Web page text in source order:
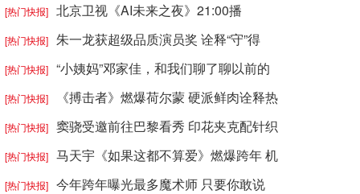
[热门快报] 北京卫视《AI未来之夜》21:00播
[热门快报] 朱一龙获超级品质演员奖 诠释“守”得
[热门快报] “小姨妈”邓家佳，和我们聊了聊以前的
[热门快报] 《搏击者》燃爆荷尔蒙 硬派鲜肉诠释热
[热门快报] 窦骁受邀前往巴黎看秀 印花夹克配针织
[热门快报] 马天宇《如果这都不算爱》燃爆跨年 机
[热门快报] 今年跨年曝光最多魔术师 只要你敢说